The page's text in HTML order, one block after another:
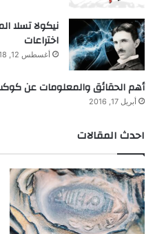
اختراعات
أغسطس 12, 2018
أهم الحقائق والمعلومات عن
أبريل 17, 2016
احدث المقالات